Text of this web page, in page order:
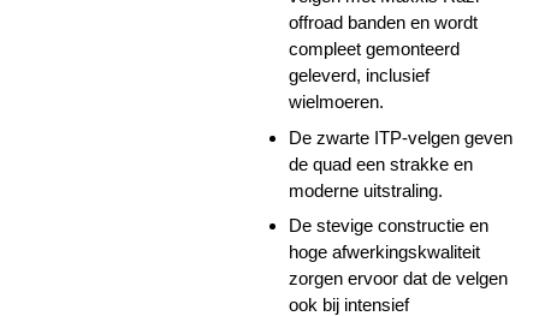
offroad banden en wordt
compleet gemonteerd
geleverd, inclusief
wielmoeren.
De zwarte ITP-velgen geven
de quad een strakke en
moderne uitstraling.
De stevige constructie en
hoge afwerkingskwaliteit
zorgen ervoor dat de velgen
ook bij intensief